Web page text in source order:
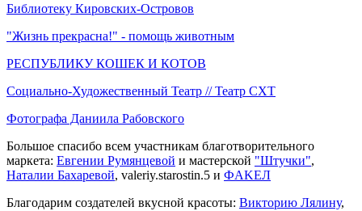
Библиотеку Кировских-Островов
"Жизнь прекрасна!" - помощь животным
РЕСПУБЛИКУ КОШЕК И КОТОВ
Социально-Художественный Театр // Театр СХТ
Фотографа Даниила Рабовского
Большое спасибо всем участникам благотворительного
маркета: Евгении Румянцевой и мастерской "Штучки",
Наталии Бахаревой, valeriy.starostin.5 и ФAKEЛ
Благодарим создателей вкусной красоты: Викторию Лялину,